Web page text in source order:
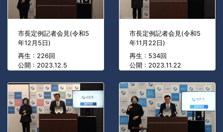
市長定例記者会見(令和5
年12月5日)
再生 : 226回
公開 : 2023.12.5
市長定例記者会見(令和5
年11月22日)
再生 : 534回
公開 : 2023.11.22